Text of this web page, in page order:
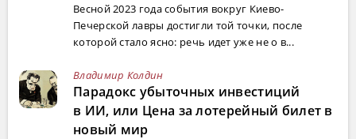
Весной 2023 года события вокруг Киево-
Печерской лавры достигли той точки, после
которой стало ясно: речь идет уже не о в...
Владимир Колдин
Парадокс убыточных инвестиций
в ИИ, или Цена за лотерейный билет в
новый мир